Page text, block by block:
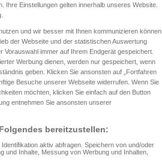
Einstellungen gelten innerhalb unseres Website.
und wir besser mit Ihnen kommunizieren können.
der Webseite und der statistischen Auswertung
immer auf Ihrem Endgerät gespeichert.
Werbung dienen, werden nur gespeichert, wenn
geben. Klicken Sie ansonsten auf „Fortfahren
Besuche unserer Webseite widerrufen. Wenn Sie
möchten, klicken Sie einfach auf den Button
entnehmen Sie ansonsten unserer
bereitzustellen:
aktiv abfragen. Speichern von und/oder
und Inhalte, Messung von Werbung und Inhalten,